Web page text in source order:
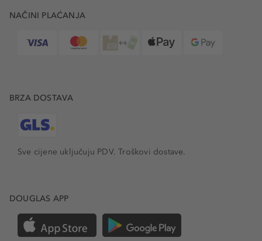
NAČINI PLAĆANJA
BRZA DOSTAVA
Sve cijene uključuju PDV.Troškovi dostave.
DOUGLAS APP